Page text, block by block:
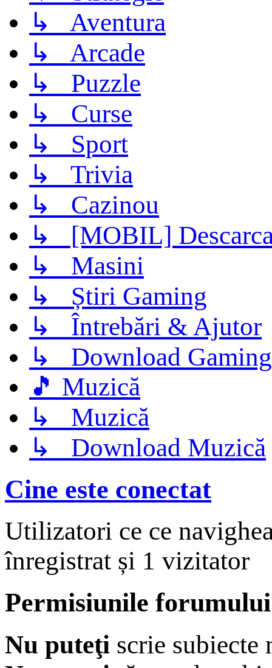
↳ Aventura
↳ Arcade
↳ Puzzle
↳ Curse
↳ Sport
↳ Trivia
↳ Cazinou
↳ [MOBIL]
↳ Masini
↳ Știri Gaming
↳ Întrebări & Ajutor
↳ Download Gaming
🎵 Muzică
↳ Muzică
↳ Download Muzică
Cine este conectat
Utilizatori ce ce
înregistrat și 1 vizitator
Permisiunile forumului
Nu puteţi scrie subiecte